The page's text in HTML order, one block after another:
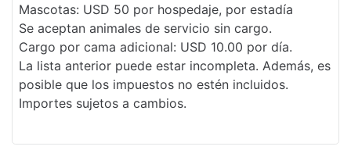
Desayuno gratis
Servicios de lavandería
Paseos a caballo
Centro de negocios
Recepción 24 horas
Mascotas: USD 50 por hospedaje, por estadía
Se aceptan animales de servicio sin cargo.
Cargo por cama adicional: USD 10.00 por día.
La lista anterior puede estar incompleta. Además, es
posible que los impuestos no estén incluidos.
Importes sujetos a cambios.